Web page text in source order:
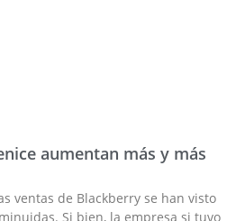
aumentan más y más
ventas de Blackberry se han visto
Si bien, la empresa si tuvo